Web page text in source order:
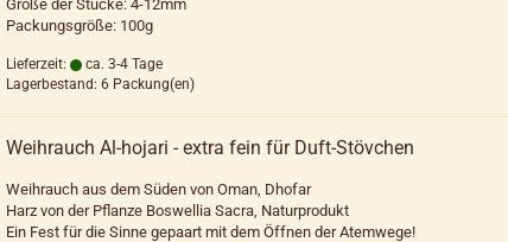
Größe der Stücke: 4-12mm
Packungsgröße: 100g
Lieferzeit:
ca. 3-4 Tage
Lagerbestand: 6 Packung(en)
Weihrauch Al-hojari - extra fein für Duft-Stövchen
Weihrauch aus dem Süden von Oman, Dhofar
Harz von der Pflanze Boswellia Sacra, Naturprodukt
Ein Fest für die Sinne gepaart mit dem Öffnen der Atemwege!